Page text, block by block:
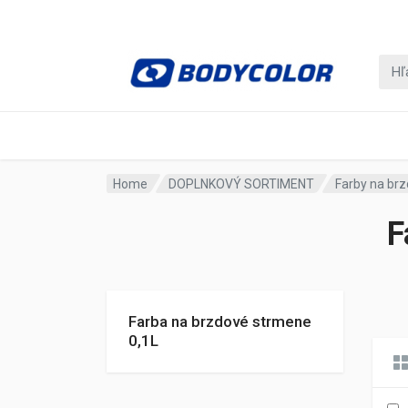
Home DOPLNKOVÝ SORTIMENT Farby na
Farba na brzdové strmene
0,1L